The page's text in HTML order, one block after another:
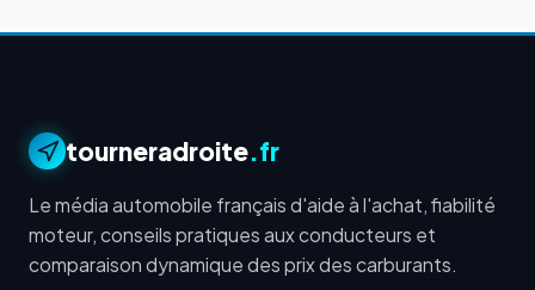
tourneradroite.fr
Le média automobile français d'aide à l'achat, fiabilité
moteur, conseils pratiques aux conducteurs et
comparaison dynamique des prix des carburants.